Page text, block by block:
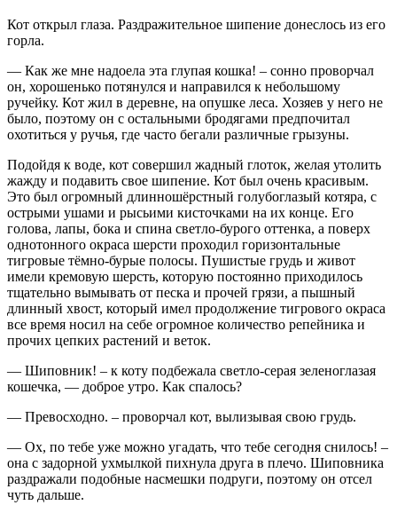
Кот открыл глаза. Раздражительное шипение донеслось из его
горла.
— Как же мне надоела эта глупая кошка! – сонно проворчал
он, хорошенько потянулся и направился к небольшому
ручейку. Кот жил в деревне, на опушке леса. Хозяев у него не
было, поэтому он с остальными бродягами предпочитал
охотиться у ручья, где часто бегали различные грызуны.
Подойдя к воде, кот совершил жадный глоток, желая утолить
жажду и подавить свое шипение. Кот был очень красивым.
Это был огромный длинношёрстный голубоглазый котяра, с
острыми ушами и рысьими кисточками на их конце. Его
голова, лапы, бока и спина светло-бурого оттенка, а поверх
однотонного окраса шерсти проходил горизонтальные
тигровые тёмно-бурые полосы. Пушистые грудь и живот
имели кремовую шерсть, которую постоянно приходилось
тщательно вымывать от песка и прочей грязи, а пышный
длинный хвост, который имел продолжение тигрового окраса
все время носил на себе огромное количество репейника и
прочих цепких растений и веток.
— Шиповник! – к коту подбежала светло-серая зеленоглазая
кошечка, — доброе утро. Как спалось?
— Превосходно. – проворчал кот, вылизывая свою грудь.
— Ох, по тебе уже можно угадать, что тебе сегодня снилось! –
она с задорной ухмылкой пихнула друга в плечо. Шиповника
раздражали подобные насмешки подруги, поэтому он отсел
чуть дальше.